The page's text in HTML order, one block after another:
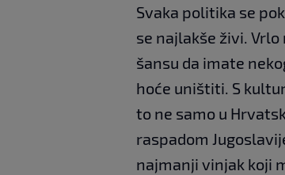
Svaka politika se
se najlakše živi.
šansu da imate
hoće uništiti. S
to ne samo u
raspadom
najmanji vinjak koji